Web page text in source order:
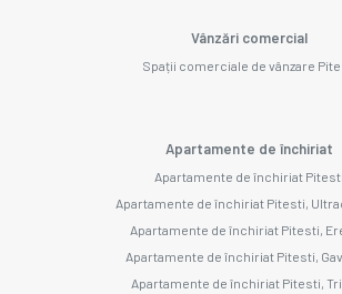
Vânzări comercial
Spații comerciale de vânzare
Apartamente de închiriat
Apartamente de închiriat Pitesti
Apartamente de închiriat Pitesti,
Apartamente de închiriat Pitesti,
Apartamente de închiriat Pitesti,
Apartamente de închiriat Pitesti,